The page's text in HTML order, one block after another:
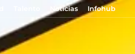
Noticias Infohub